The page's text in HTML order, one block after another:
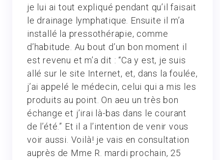
je lui ai tout expliqué pendant qu’il faisait
le drainage lymphatique. Ensuite il m’a
installé la pressothérapie, comme
d’habitude. Au bout d’un bon moment il
est revenu et m’a dit : “Ca y est, je suis
allé sur le site Internet, et, dans la foulée,
j’ai appelé le médecin, celui qui a mis les
produits au point. On aeu un très bon
échange et j’irai là-bas dans le courant
de l’été.” Et il a l’intention de venir vous
voir aussi. Voilà! je vais en consultation
auprès de Mme R. mardi prochain, 25